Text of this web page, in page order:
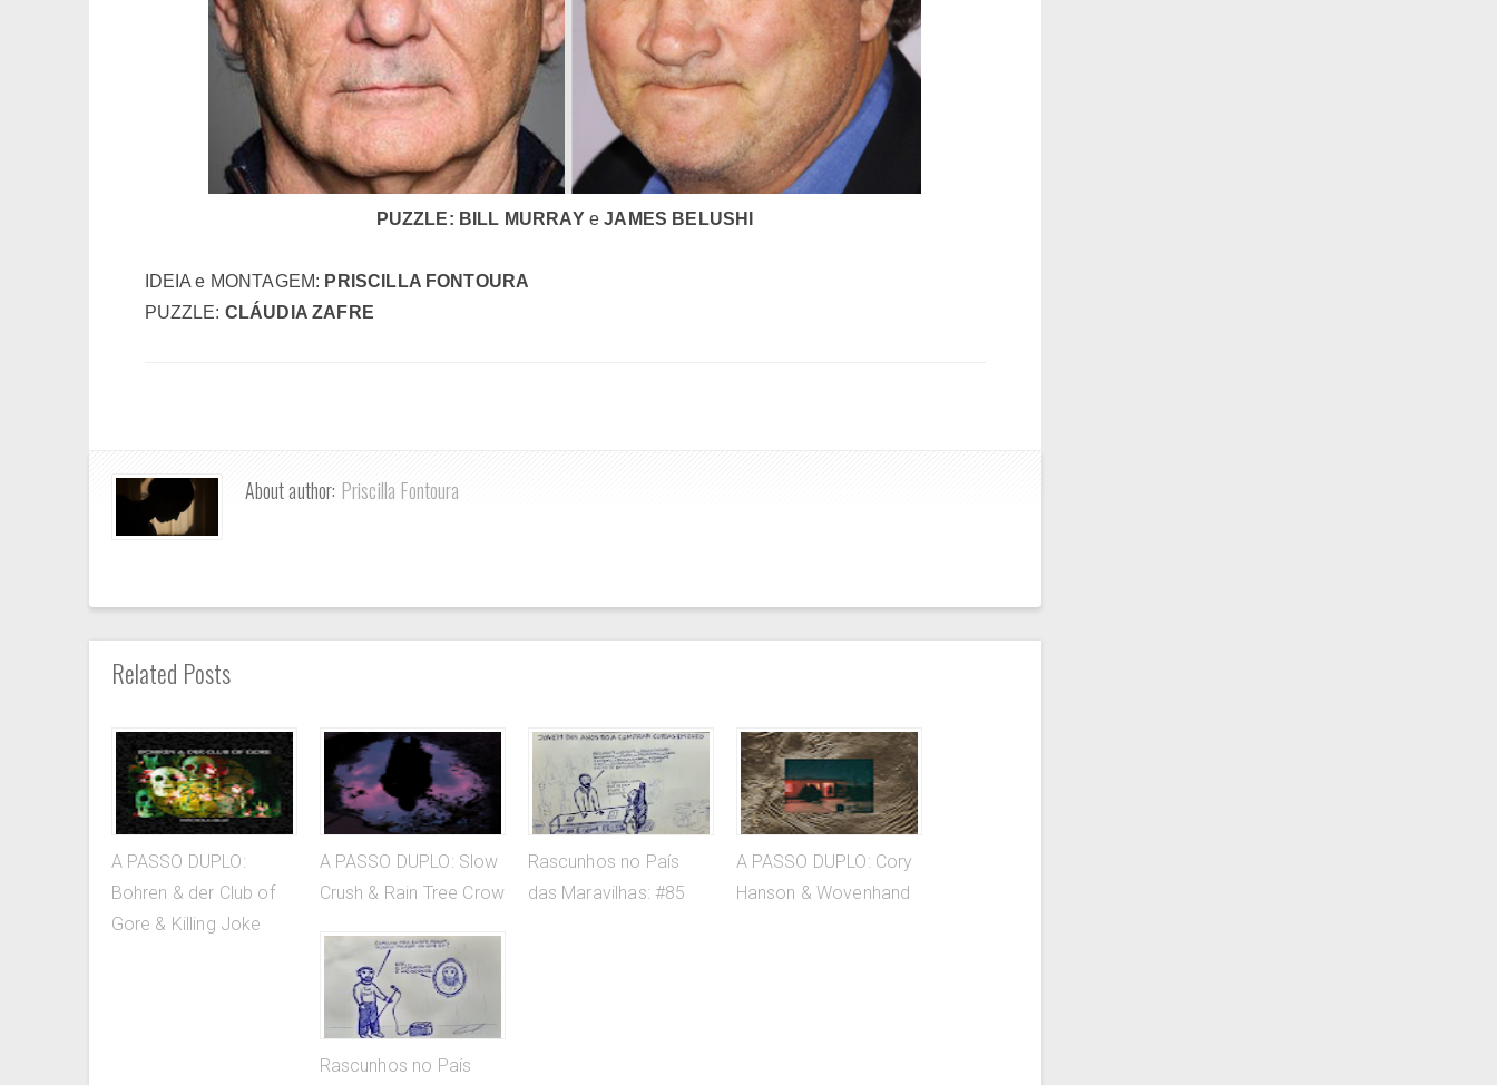
PUZZLE: BILL MURRAYe JAMES BELUSHI
IDEIA e MONTAGEM: PRISCILLA FONTOURA
PUZZLE: CLÁUDIA ZAFRE
About author: Priscilla Fontoura
Related Posts
A PASSO DUPLO:
Bohren & der Club of
Gore & Killing Joke
A PASSO DUPLO: Slow
Crush & Rain Tree Crow
Rascunhos no País
das Maravilhas: #85
A PASSO DUPLO: Cory
Hanson & Wovenhand
Rascunhos no País